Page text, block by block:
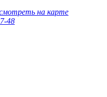
на карте
48‬